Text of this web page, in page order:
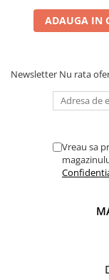
ADAUGA IN
Newsletter Nu rata
Vreau sa